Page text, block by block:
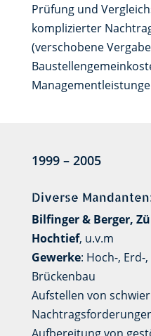
Prüfung und
komplizierter
(verschobene
1999 – 2005
Diverse
Bilfinger & Berger,
Hochtief, u.v.m
Gewerke: Hoch-, Erd-
Brückenbau
Aufstellen von